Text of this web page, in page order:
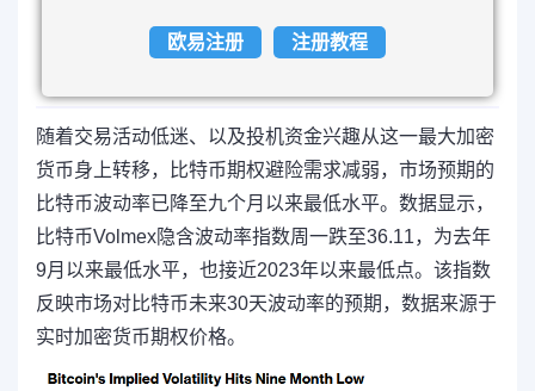
欧易注册 注册教程
随着交易活动低迷、以及投机资金兴趣从这一最大加密
货币身上转移，比特币期权避险需求减弱，市场预期的
比特币波动率已降至九个月以来最低水平。 数据显示，
比特币Volmex隐含波动率指数周一跌至36.11，为去年
9月以来最低水平，也接近2023年以来最低点。该指数
反映市场对比特币未来30天波动率的预期，数据来源于
实时加密货币期权价格。